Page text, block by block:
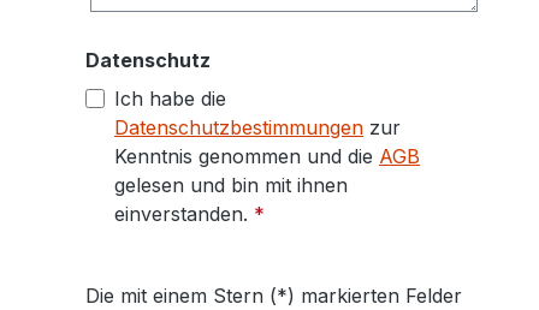
Datenschutz
Ich habe die
Datenschutzbestimmungen zur
Kenntnis genommen und die AGB
gelesen und bin mit ihnen
einverstanden. *
Die mit einem Stern (*) markierten Felder